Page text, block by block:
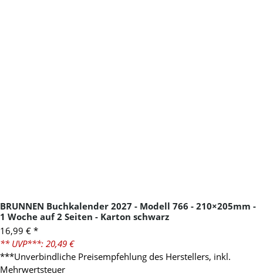
BRUNNEN Buchkalender 2027 - Modell 766 - 210×205mm -
1 Woche auf 2 Seiten - Karton schwarz
16,99 € *
** UVP***: 20,49 €
***Unverbindliche Preisempfehlung des Herstellers, inkl.
Mehrwertsteuer